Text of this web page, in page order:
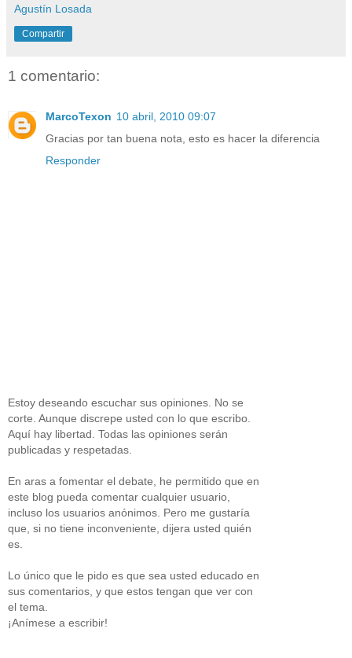
Agustín Losada
Compartir
1 comentario:
MarcoTexon 10 abril, 2010 09:07
Gracias por tan buena nota, esto es hacer la diferencia
Responder
Estoy deseando escuchar sus opiniones. No se
corte. Aunque discrepe usted con lo que escribo.
Aquí hay libertad. Todas las opiniones serán
publicadas y respetadas.
En aras a fomentar el debate, he permitido que en
este blog pueda comentar cualquier usuario,
incluso los usuarios anónimos. Pero me gustaría
que, si no tiene inconveniente, dijera usted quién
es.
Lo único que le pido es que sea usted educado en
sus comentarios, y que estos tengan que ver con
el tema.
¡Anímese a escribir!